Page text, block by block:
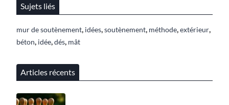
Sujets liés
mur de soutènement, idées,soutènement, méthode,extérieur,
béton, idée,dés, mât
Articles récents